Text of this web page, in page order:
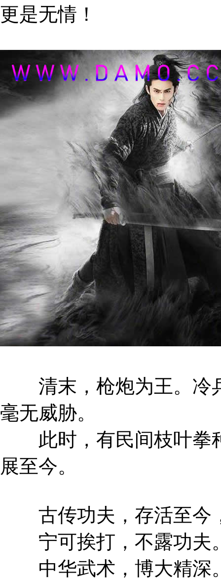
更是无情！
清末，枪炮为王。冷
毫无威胁。
此时，有民间枝叶拳
展至今。
古传功夫，存活至今
宁可挨打，不露功夫
中华武术，博大精深